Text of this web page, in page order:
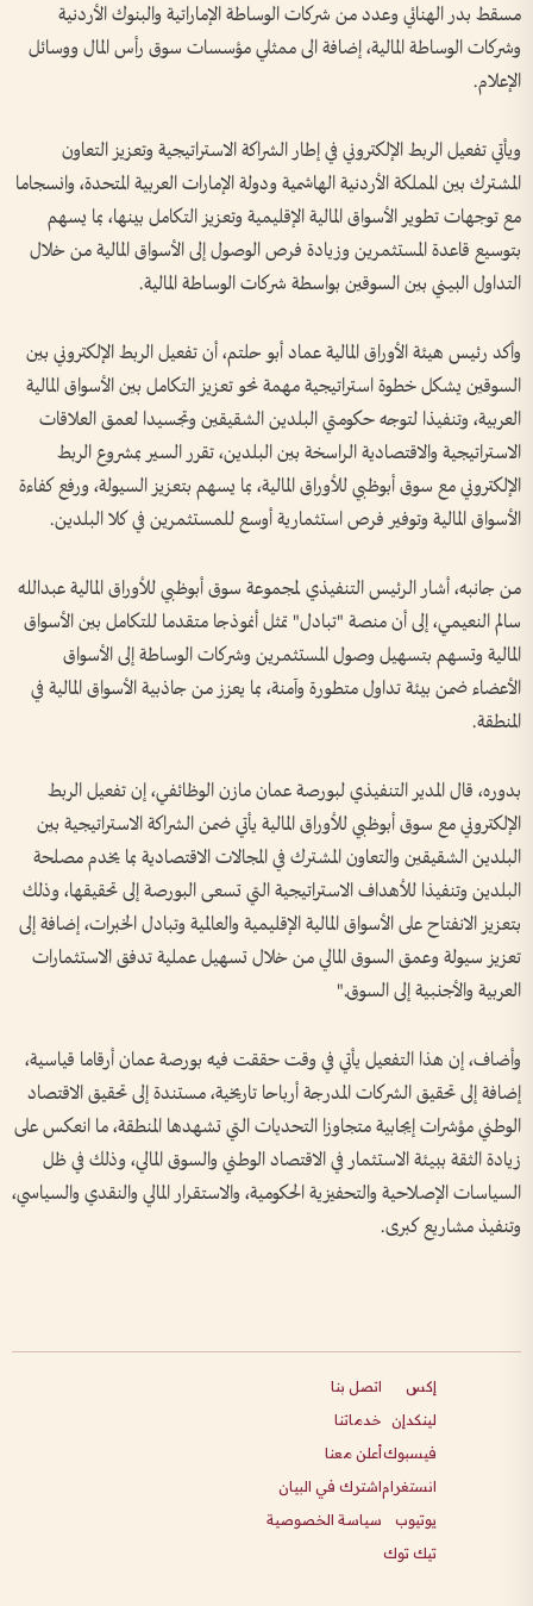
مسقط بدر الهنائي وعدد من شركات الوساطة الإماراتية والبنوك الأردنية
وشركات الوساطة المالية، إضافة الى ممثلي مؤسسات سوق رأس المال ووسائل
الإعلام.
ويأتي تفعيل الربط الإلكتروني في إطار الشراكة الاستراتيجية وتعزيز التعاون
المشترك بين المملكة الأردنية الهاشمية ودولة الإمارات العربية المتحدة، وانسجاما
مع توجهات تطوير الأسواق المالية الإقليمية وتعزيز التكامل بينها، بما يسهم
بتوسيع قاعدة المستثمرين وزيادة فرص الوصول إلى الأسواق المالية من خلال
التداول البيني بين السوقين بواسطة شركات الوساطة المالية.
وأكد رئيس هيئة الأوراق المالية عماد أبو حلتم، أن تفعيل الربط الإلكتروني بين
السوقين يشكل خطوة استراتيجية مهمة نحو تعزيز التكامل بين الأسواق المالية
العربية، وتنفيذا لتوجه حكومتي البلدين الشقيقين وتجسيدا لعمق العلاقات
الاستراتيجية والاقتصادية الراسخة بين البلدين، تقرر السير بمشروع الربط
الإلكتروني مع سوق أبوظبي للأوراق المالية، بما يسهم بتعزيز السيولة، ورفع كفاءة
الأسواق المالية وتوفير فرص استثمارية أوسع للمستثمرين في كلا البلدين.
من جانبه، أشار الرئيس التنفيذي لمجموعة سوق أبوظبي للأوراق المالية عبدالله
سالم النعيمي، إلى أن منصة "تبادل" تمثل أنموذجا متقدما للتكامل بين الأسواق
المالية وتسهم بتسهيل وصول المستثمرين وشركات الوساطة إلى الأسواق
الأعضاء ضمن بيئة تداول متطورة وآمنة، بما يعزز من جاذبية الأسواق المالية في
المنطقة.
بدوره، قال المدير التنفيذي لبورصة عمان مازن الوظائفي، إن تفعيل الربط
الإلكتروني مع سوق أبوظبي للأوراق المالية يأتي ضمن الشراكة الاستراتيجية بين
البلدين الشقيقين والتعاون المشترك في المجالات الاقتصادية بما يخدم مصلحة
البلدين وتنفيذا للأهداف الاستراتيجية التي تسعى البورصة إلى تحقيقها، وذلك
بتعزيز الانفتاح على الأسواق المالية الإقليمية والعالمية وتبادل الخبرات، إضافة إلى
تعزيز سيولة وعمق السوق المالي من خلال تسهيل عملية تدفق الاستثمارات
العربية والأجنبية إلى السوق."
وأضاف، إن هذا التفعيل يأتي في وقت حققت فيه بورصة عمان أرقاما قياسية،
إضافة إلى تحقيق الشركات المدرجة أرباحا تاريخية، مستندة إلى تحقيق الاقتصاد
الوطني مؤشرات إيجابية متجاوزا التحديات التي تشهدها المنطقة، ما انعكس على
زيادة الثقة ببيئة الاستثمار في الاقتصاد الوطني والسوق المالي، وذلك في ظل
السياسات الإصلاحية والتحفيزية الحكومية، والاستقرار المالي والنقدي والسياسي،
وتنفيذ مشاريع كبرى.
إكس
لينكدإن
فيسبوك
انستغرام
يوتيوب
تيك توك
اتصل بنا
خدماتنا
أعلن معنا
اشترك في البيان
سياسة الخصوصية